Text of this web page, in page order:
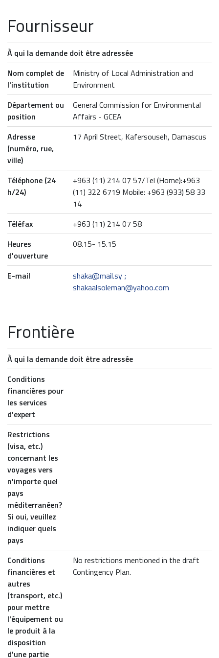
Fournisseur
À qui la demande doit être adressée
Nom complet de
l'institution
Ministry of Local Administration and
Environment
Département ou
position
General Commission for Environmental
Affairs - GCEA
Adresse
(numéro, rue,
ville)
17 April Street, Kafersouseh, Damascus
Téléphone (24
h/24)
+963 (11) 214 07 57/Tel (Home):+963
(11) 322 6719 Mobile: +963 (933) 58 33
14
Téléfax
+963 (11) 214 07 58
Heures
d'ouverture
08.15- 15.15
E-mail
shaka@mail.sy ;
shakaalsoleman@yahoo.com
Frontière
À qui la demande doit être adressée
Conditions
financières pour
les services
d'expert
Restrictions
(visa, etc.)
concernant les
voyages vers
n'importe quel
pays
méditerranéen?
Si oui, veuillez
indiquer quels
pays
Conditions
financières et
autres
(transport, etc.)
pour mettre
l'équipement ou
le produit à la
disposition
d'une partie
No restrictions mentioned in the draft
Contingency Plan.